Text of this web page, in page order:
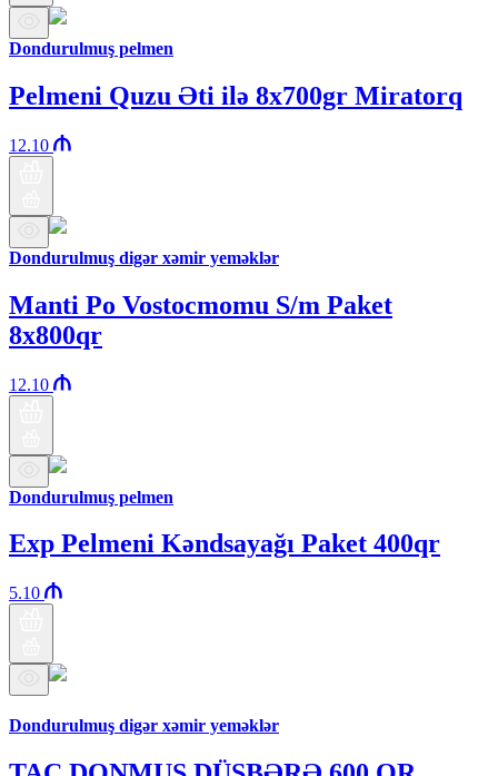
Dondurulmuş pelmen
Pelmeni Quzu Əti ilə 8x700gr Miratorq
12.10
Dondurulmuş digər xəmir yeməklər
Manti Po Vostocmomu S/m Paket
8x800qr
12.10
Dondurulmuş pelmen
Exp Pelmeni Kəndsayağı Paket 400qr
5.10
Dondurulmuş digər xəmir yeməklər